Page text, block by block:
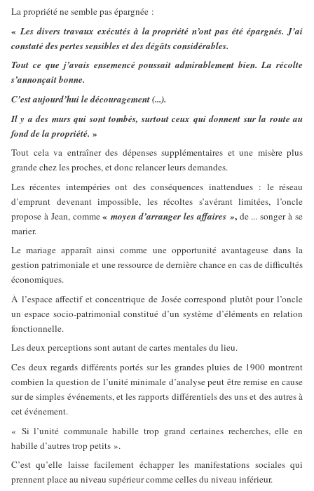
La propriété ne semble pas épargnée :
« Les divers travaux exécutés à la propriété n’ont pas été épargnés. J’ai
constaté des pertes sensibles et des dégâts considérables.
Tout ce que j’avais ensemencé poussait admirablement bien. La récolte
s’annonçait bonne.
C’est aujourd’hui le découragement (...).
Il y a des murs qui sont tombés, surtout ceux qui donnent sur la route au
fond de la propriété. »
Tout cela va entraîner des dépenses supplémentaires et une misère plus
grande chez les proches, et donc relancer leurs demandes.
Les récentes intempéries ont des conséquences inattendues : le réseau
d’emprunt devenant impossible, les récoltes s’avérant limitées, l’oncle
propose à Jean, comme«moyen d’arranger les affaires »,de ... songer à se
marier.
Le mariage apparaît ainsi comme une opportunité avantageuse dans la
gestion patrimoniale et une ressource de dernière chance en cas de difficultés
économiques.
À l’espace affectif et concentrique de Josée correspond plutôt pour l’oncle
un espace socio-patrimonial constitué d’un système d’éléments en relation
fonctionnelle.
Les deux perceptions sont autant de cartes mentales du lieu.
Ces deux regards différents portés sur les grandes pluies de 1900 montrent
combien la question de l’unité minimale d’analyse peut être remise en cause
sur de simples événements, et les rapports différentiels des uns et des autres à
cet événement.
« Si l’unité communale habille trop grand certaines recherches, elle en
habille d’autres trop petits ».
C’est qu’elle laisse facilement échapper les manifestations sociales qui
prennent place au niveau supérieur comme celles du niveau inférieur.